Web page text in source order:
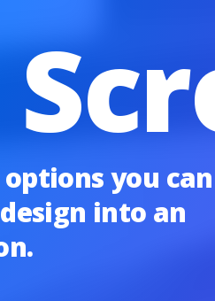
you can
into an